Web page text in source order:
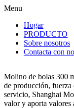
Menu
Hogar
PRODUCTO
Sobre nosotros
Contacta con
Molino de bolas 300
de producción, fuerza
servicio, Shanghai
valor y aporta valores